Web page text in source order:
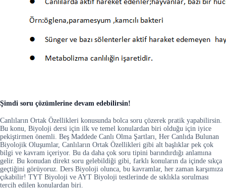
Şimdi soru çözümlerine devam edebilirsin!
Canlıların Ortak Özellikleri konusunda bolca soru çözerek pratik yapabilirsin.
Bu konu, Biyoloji dersi için ilk ve temel konulardan biri olduğu için iyice
pekiştirmen önemli. Beş Maddede Canlı Olma Şartları, Her Canlıda Bulunan
Biyolojik Oluşumlar, Canlıların Ortak Özellikleri gibi alt başlıklar pek çok
bilgi ve kavram içeriyor. Bu da daha çok soru tipini barındırdığı anlamına
gelir. Bu konudan direkt soru gelebildiği gibi, farklı konuların da içinde sıkça
geçtiğini görüyoruz. Ders Biyoloji olunca, bu kavramlar, her zaman karşımıza
çıkabilir! TYT Biyoloji ve AYT Biyoloji testlerinde de sıklıkla sorulması
tercih edilen konulardan biri.